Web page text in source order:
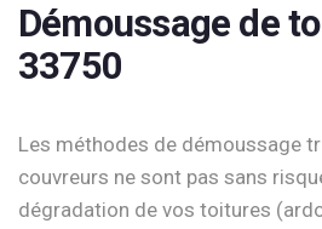
Démoussage de
33750
Les méthodes de démoussage
couvreurs ne sont pas sans
dégradation de vos toitures